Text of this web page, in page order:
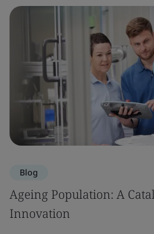
Blog
Ageing Population: A
Innovation